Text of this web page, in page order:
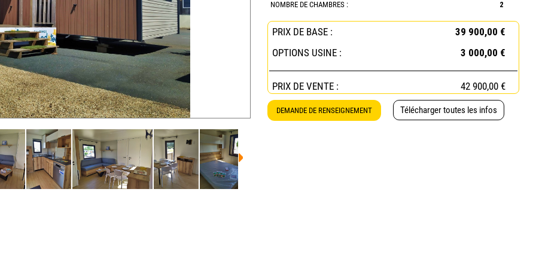
NOMBRE DE CHAMBRES : 2
PRIX DE BASE :
39 900,00 €
OPTIONS USINE :
3 000,00 €
PRIX DE VENTE : 42 900,00 €
DEMANDE DE RENSEIGNEMENT Télécharger toutes les infos